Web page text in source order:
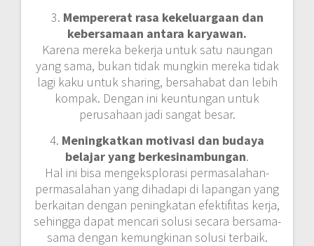
3. Mempererat rasa kekeluargaan dan
kebersamaan antara karyawan.
Karena mereka bekerja untuk satu naungan
yang sama, bukan tidak mungkin mereka tidak
lagi kaku untuk sharing, bersahabat dan lebih
kompak. Dengan ini keuntungan untuk
perusahaan jadi sangat besar.
4. Meningkatkan motivasi dan budaya
belajar yang berkesinambungan.
Hal ini bisa mengeksplorasi permasalahan-
permasalahan yang dihadapi di lapangan yang
berkaitan dengan peningkatan efektifitas kerja,
sehingga dapat mencari solusi secara bersama-
sama dengan kemungkinan solusi terbaik.